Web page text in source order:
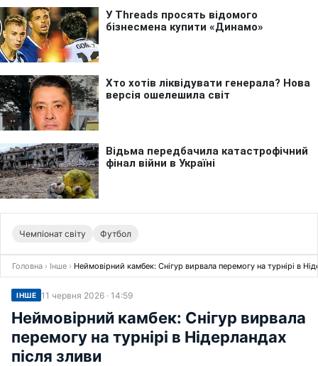
Чемпіонат світу Футбол
Головна › Інше › Неймовірний камбек: Снігур вирвала перемогу на турнірі в
ІНШЕ 11 червня 2026 · 14:59
Неймовірний камбек: Снігур вирвала
перемогу на турнірі в Нідерландах
після зливи